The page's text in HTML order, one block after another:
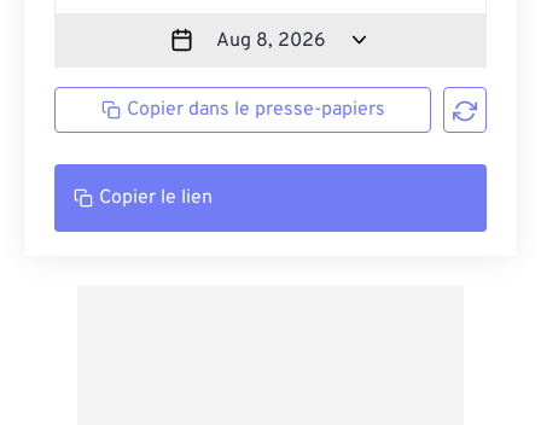
Copier dans le presse-papiers
Copier le lien